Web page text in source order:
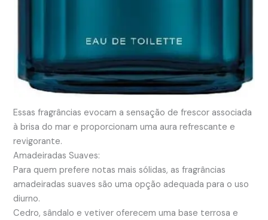
Essas fragrâncias evocam a sensação de frescor associada
à brisa do mar e proporcionam uma aura refrescante e
revigorante.
Amadeiradas Suaves:
Para quem prefere notas mais sólidas, as fragrâncias
amadeiradas suaves são uma opção adequada para o uso
diurno.
Cedro, sândalo e vetiver oferecem uma base terrosa e